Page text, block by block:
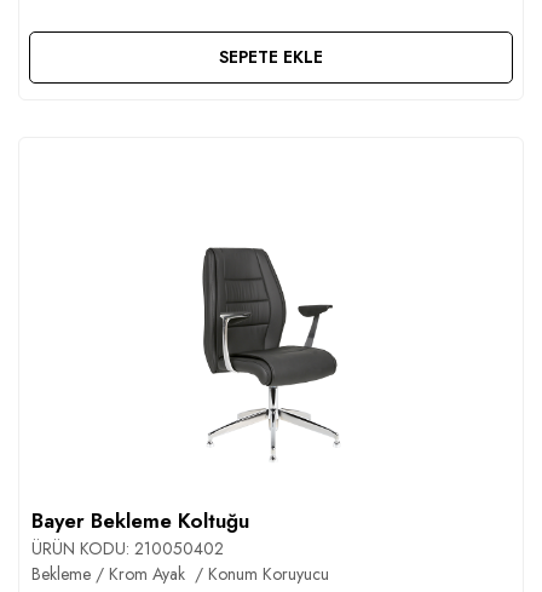
SEPETE EKLE
Bayer Bekleme Koltuğu
ÜRÜN KODU: 210050402
Bekleme / Krom Ayak / Konum Koruyucu